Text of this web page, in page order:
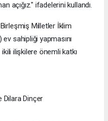
açığız." ifadelerini kullandı.
Milletler İklim
sahipliği yapmasını
ilişkilere önemli katkı
Dilara Dinçer